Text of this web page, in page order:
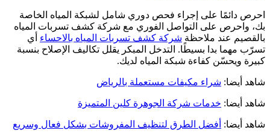
احرص دائمًا على إجراء فحص دوري شامل لشبكة المياه الخاصة
بك، واحرص على التواصل الفوري مع شركة كشف تسربات المياه
بالقصيم عند ملاحظة شركة كشف تسربات المياه بالاحساء أي
تسرّب مهما بدا بسيطًا. التدخل المبكر يقلل تكاليف الإصلاح بنسبة
كبيرة ويحسّن كفاءة شبكة المياه لديك.
شاهد أيضا: شراء مكيفات مستعملة بالرياض
شاهد أيضا: خدمات شركة الجوهرة كلين المتميزة
شاهد أيضا: أفضل الطرق لتنظيف المفروشات بشكل فعال وسريع